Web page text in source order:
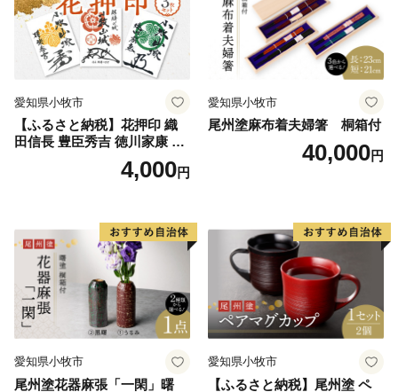
愛知県小牧市
【ふるさと納税】花押印 織
田信長 豊臣秀吉 徳川家康 3
枚 セット 戦国 武将 小牧山城
墨絵 龍画師 書道アーティス
牧市 お取り寄せ 送料無料
4,000円
愛知県小牧市
尾州塗麻布着夫婦箸 桐箱付
40,000円
愛知県小牧市
尾州塗花器麻張「一閑」曙
愛知県小牧市
【ふるさと納税】尾州塗 ペ